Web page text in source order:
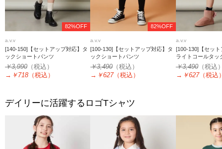
82%OFF
a.v.v
[140-150]【セットアップ対応】タ
ックショートパンツ
￥3,990 （税込）
→ ￥718 （税込）
82%OFF
a.v.v
[100-130]【セットアップ対応】タ
ックショートパンツ
￥3,490（税込）
→ ￥627（税込）
a.v.v
[100-130]【セッ
ライトコールタッ
￥3,490（税込
→ ￥627（税込
デイリーに活躍するロゴTシャツ